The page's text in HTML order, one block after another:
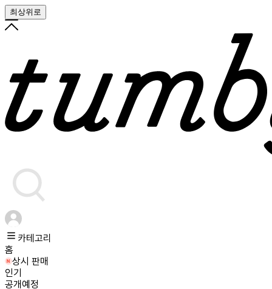
최상위로
카테고리
홈
상시 판매
인기
공개예정